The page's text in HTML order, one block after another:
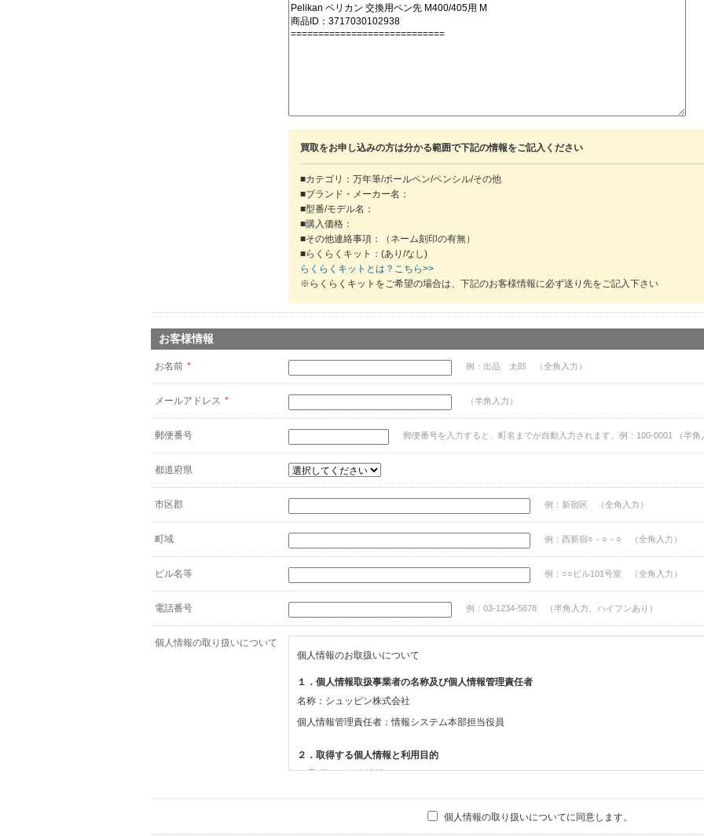
買取をお申し込みの方は分かる範囲で下記の情報をご記入ください
■カテゴリ：万年筆/ボールペン/ペンシル/その他
■ブランド・メーカー名：
■型番/モデル名：
■購入価格：
■その他連絡事項：（ネーム刻印の有無）
■らくらくキット：(あり/なし)
らくらくキットとは？こちら>>
※らくらくキットをご希望の場合は、下記のお客様情報に必ず送り先をご記入下さい
お客様情報
お名前 * 例：出品 太郎 （全角入力）
メールアドレス * （半角入力）
郵便番号 郵便番号を入力すると、町名までが自動入力されます。例：100-0001 （半角
都道府県
市区郡 例：新宿区 （全角入力）
町域 例：西新宿○－○－○ （全角入力）
ビル名等 例：○○ビル101号室 （全角入力）
電話番号 例：03-1234-5678 （半角入力、ハイフンあり）
個人情報の取り扱いについて
個人情報のお取扱いについて
１．個人情報取扱事業者の名称及び個人情報管理責任者
名称：シュッピン株式会社
個人情報管理責任者：情報システム本部担当役員
２．取得する個人情報と利用目的
(1)取得する個人情報
個人情報の取り扱いについてに同意します。